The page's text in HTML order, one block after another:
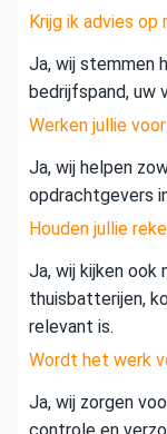
Krijg ik advies op
Ja, wij stemmen
bedrijfspand, uw
Werken jullie
Ja, wij helpen
opdrachtgevers
Houden jullie
Ja, wij kijken ook
thuisbatterijen,
relevant is.
Wordt het werk
Ja, wij zorgen